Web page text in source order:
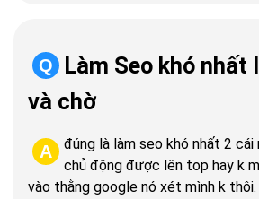
Q
Làm Seo khó nhất
và chờ
A
đúng là làm seo khó nhất 2 cái
chủ động được lên top hay k
vào thằng google nó xét mình k